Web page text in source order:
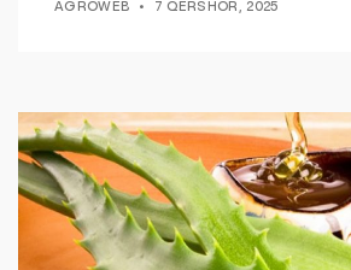
AGROWEB 7 QERSHOR, 2025